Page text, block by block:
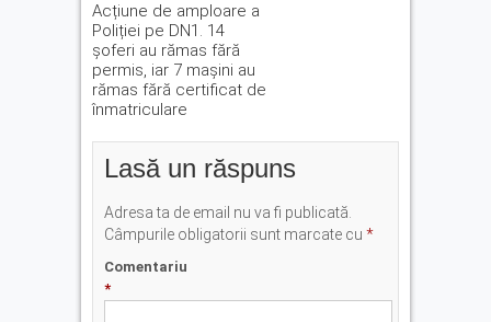
Acțiune de amploare a
Poliției pe DN1. 14
șoferi au rămas fără
permis, iar 7 mașini au
rămas fără certificat de
înmatriculare
Lasă un răspuns
Adresa ta de email nu va fi publicată.
Câmpurile obligatorii sunt marcate cu *
Comentariu
*